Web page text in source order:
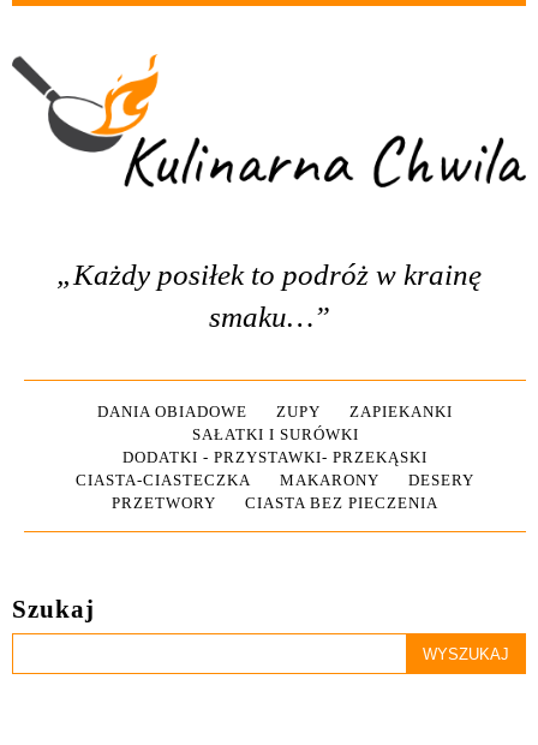
„Każdy posiłek to podróż w krainę
smaku…”
DANIA OBIADOWE ZUPY
ZAPIEKANKI
SAŁATKI I SURÓWKI
DODATKI - PRZYSTAWKI- PRZEKĄSKI
CIASTA-CIASTECZKA
MAKARONY
DESERY
PRZETWORY
CIASTA BEZ PIECZENIA
Szukaj